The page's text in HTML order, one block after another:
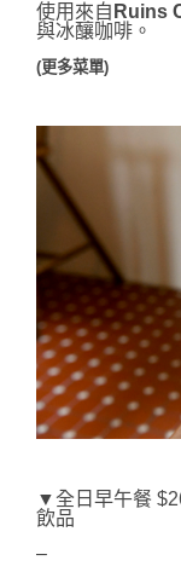
使用來自 Ruins
與冰釀咖啡。
(更多菜單)
▼全日早午餐
飲品
–